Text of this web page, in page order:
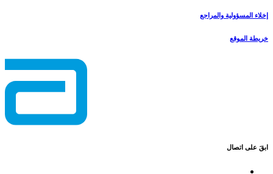
إخلاء المسؤولية والمراجع
خريطة الموقع
ابقَ على اتصال